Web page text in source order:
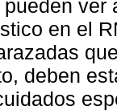
ver
en el
deben